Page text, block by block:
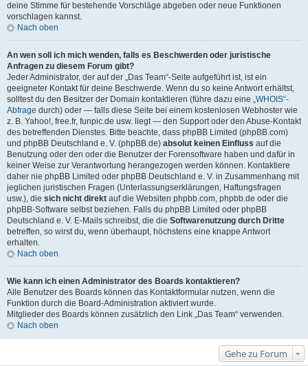
deine Stimme für bestehende Vorschläge abgeben oder neue Funktionen
vorschlagen kannst.
Nach oben
An wen soll ich mich wenden, falls es Beschwerden oder juristische
Anfragen zu diesem Forum gibt?
Jeder Administrator, der auf der „Das Team“-Seite aufgeführt ist, ist ein
geeigneter Kontakt für deine Beschwerde. Wenn du so keine Antwort erhältst,
solltest du den Besitzer der Domain kontaktieren (führe dazu eine „WHOIS“-
Abfrage durch) oder — falls diese Seite bei einem kostenlosen Webhoster wie
z. B. Yahoo!, free.fr, funpic.de usw. liegt — den Support oder den Abuse-Kontakt
des betreffenden Dienstes. Bitte beachte, dass phpBB Limited (phpBB.com)
und phpBB Deutschland e. V. (phpBB.de) absolut keinen Einfluss auf die
Benutzung oder den oder die Benutzer der Forensoftware haben und dafür in
keiner Weise zur Verantwortung herangezogen werden können. Kontaktiere
daher nie phpBB Limited oder phpBB Deutschland e. V. in Zusammenhang mit
jeglichen juristischen Fragen (Unterlassungserklärungen, Haftungsfragen
usw.), die sich nicht direkt auf die Websiten phpbb.com, phpbb.de oder die
phpBB-Software selbst beziehen. Falls du phpBB Limited oder phpBB
Deutschland e. V. E-Mails schreibst, die die Softwarenutzung durch Dritte
betreffen, so wirst du, wenn überhaupt, höchstens eine knappe Antwort
erhalten.
Nach oben
Wie kann ich einen Administrator des Boards kontaktieren?
Alle Benutzer des Boards können das Kontaktformular nutzen, wenn die
Funktion durch die Board-Administration aktiviert wurde.
Mitglieder des Boards können zusätzlich den Link „Das Team“ verwenden.
Nach oben
Gehe zu Forum